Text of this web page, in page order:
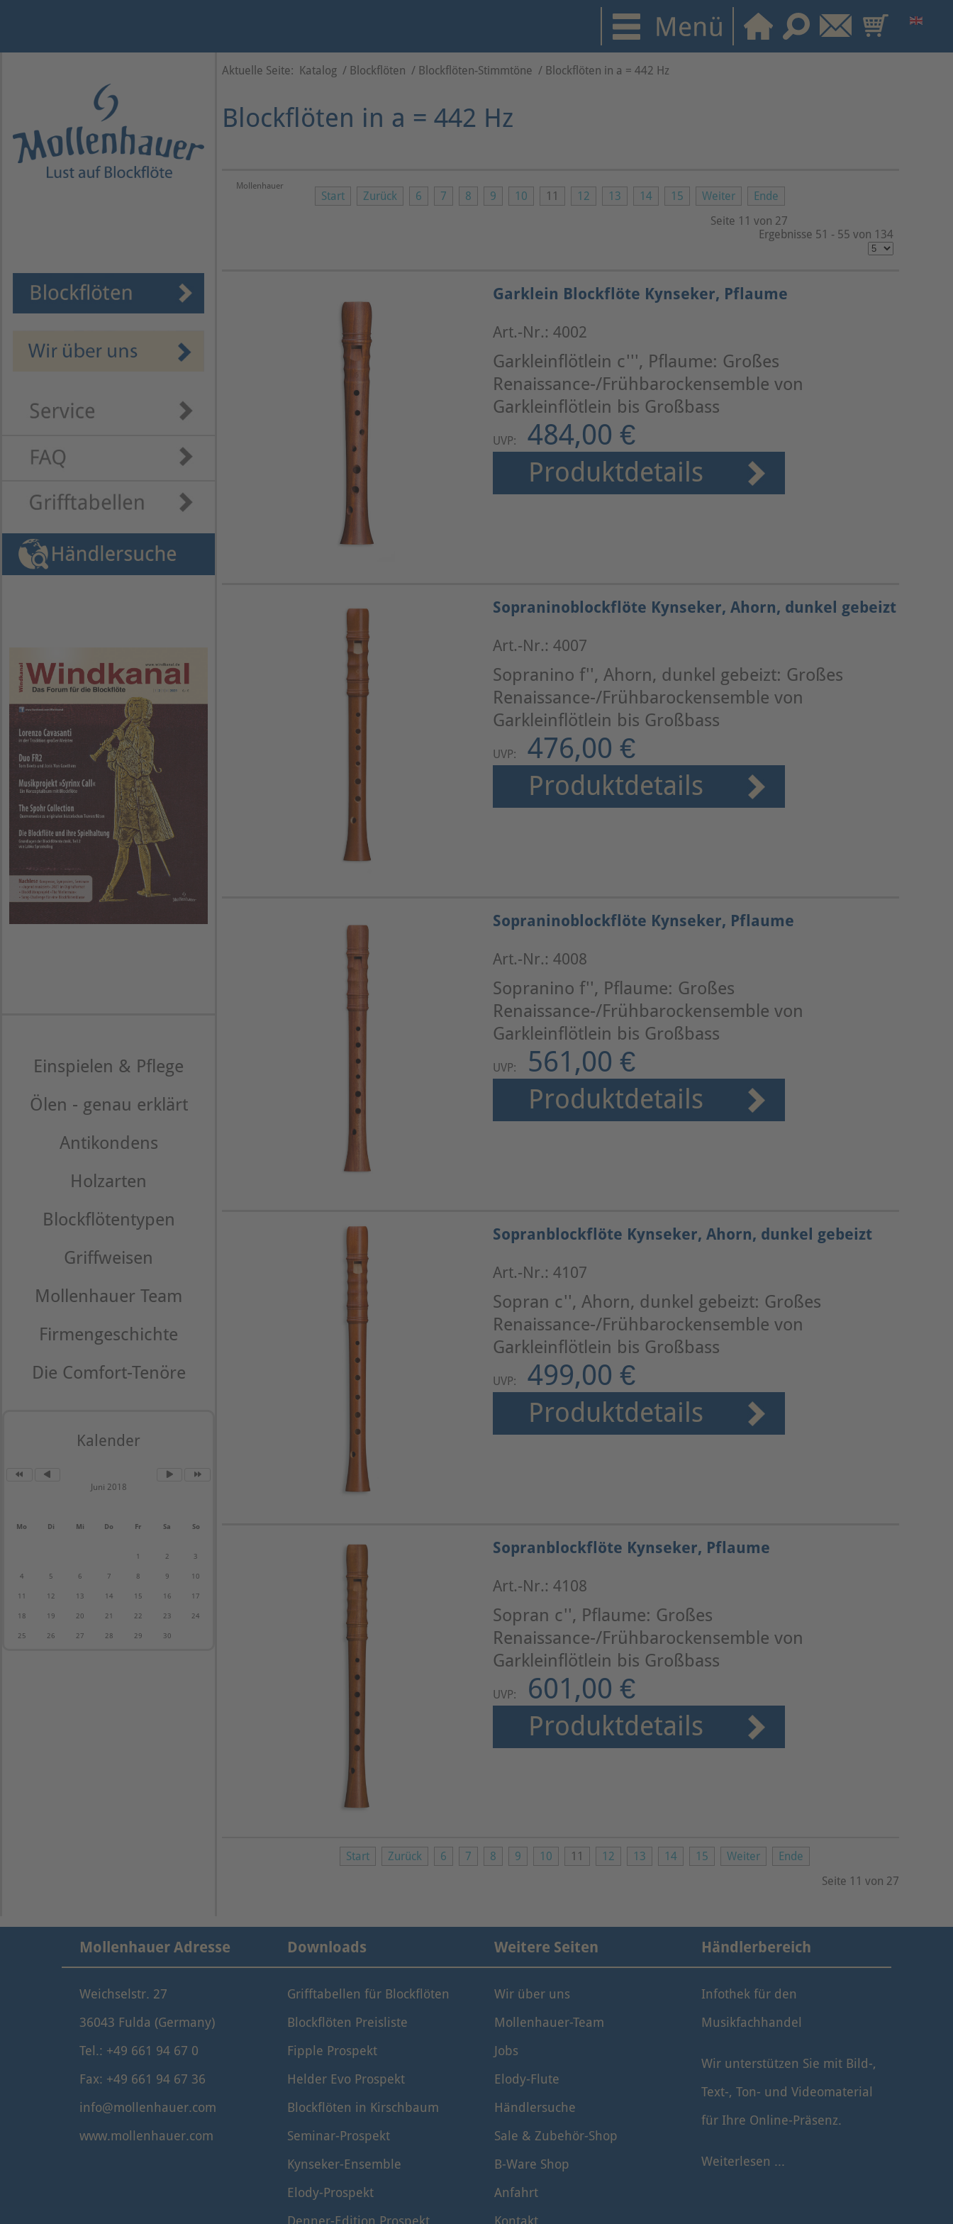
Einspielen & Pflege
Ölen - genau erklärt
Antikondens
Holzarten
Blockflötentypen
Griffweisen
Mollenhauer Team
Firmengeschichte
Die Comfort-Tenöre
Kalender
Juni 2018
Mo Di Mi Do Fr Sa So
1 2 3
4 5 6 7 8 9 10
11 12 13 14 15 16 17
18 19 20 21 22 23 24
25 26 27 28 29 30
Aktuelle Seite: Katalog / Blockflöten / Blockflöten-Stimmtöne / Blockflöten in a = 442 Hz
Blockflöten in a = 442 Hz
Mollenhauer
Start Zurück 6 7 8 9 10 11 12 13 14 15 Weiter
Ende
Seite 11 von 27
Ergebnisse 51 - 55 von 134
Garklein Blockflöte Kynseker, Pflaume
Art.-Nr.: 4002
Garkleinflötlein c''', Pflaume: Großes
Renaissance-/Frühbarockensemble von
Garkleinflötlein bis Großbass
UVP: 484,00 €
Produktdetails
Sopraninoblockflöte Kynseker, Ahorn, dunkel gebeizt
Art.-Nr.: 4007
Sopranino f'', Ahorn, dunkel gebeizt: Großes
Renaissance-/Frühbarockensemble von
Garkleinflötlein bis Großbass
UVP: 476,00 €
Produktdetails
Sopraninoblockflöte Kynseker, Pflaume
Art.-Nr.: 4008
Sopranino f'', Pflaume: Großes
Renaissance-/Frühbarockensemble von
Garkleinflötlein bis Großbass
UVP: 561,00 €
Produktdetails
Sopranblockflöte Kynseker, Ahorn, dunkel gebeizt
Art.-Nr.: 4107
Sopran c'', Ahorn, dunkel gebeizt: Großes
Renaissance-/Frühbarockensemble von
Garkleinflötlein bis Großbass
UVP: 499,00 €
Produktdetails
Sopranblockflöte Kynseker, Pflaume
Art.-Nr.: 4108
Sopran c'', Pflaume: Großes
Renaissance-/Frühbarockensemble von
Garkleinflötlein bis Großbass
UVP: 601,00 €
Produktdetails
Start Zurück 6 7 8 9 10 11 12 13 14 15 Weiter
Ende
Seite 11 von 27
Mollenhauer Adresse
Weichselstr. 27
36043 Fulda (Germany)
Tel.: +49 661 94 67 0
Fax: +49 661 94 67 36
info@mollenhauer.com
www.mollenhauer.com
Downloads
Grifftabellen für Blockflöten
Blockflöten Preisliste
Fipple Prospekt
Helder Evo Prospekt
Blockflöten in Kirschbaum
Seminar-Prospekt
Kynseker-Ensemble
Elody-Prospekt
Weitere Seiten
Wir über uns
Mollenhauer-Team
Jobs
Elody-Flute
Händlersuche
Sale & Zubehör-Shop
B-Ware Shop
Anfahrt
Händlerbereich
Infothek für den
Musikfachhandel
Wir unterstützen Sie mit Bild-,
Text-, Ton- und Videomaterial
für Ihre Online-Präsenz.
Weiterlesen ...